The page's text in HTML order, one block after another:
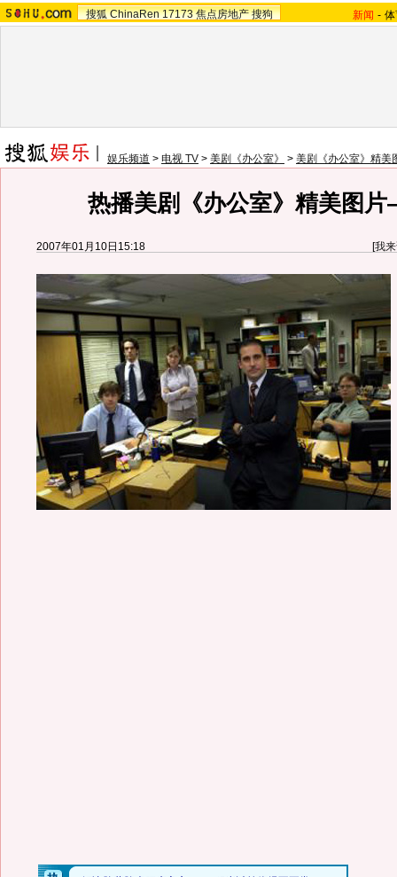
搜狐 ChinaRen 17173 焦点房地产 搜狗 新闻 -
娱乐频道 > 电视 TV > 美剧《办公室》 > 美剧《办公室》精美
热播美剧《办公室》精美图
2007年01月10日15:18 [我